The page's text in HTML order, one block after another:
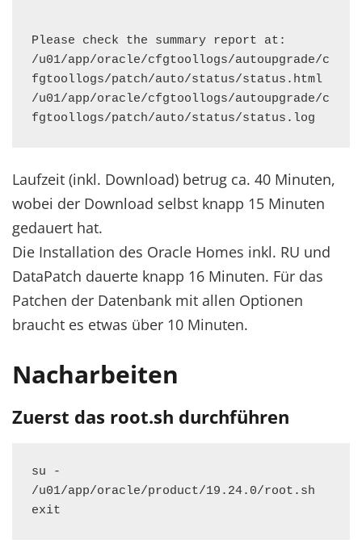
Please check the summary report at:
/u01/app/oracle/cfgtoollogs/autoupgrade/c
fgtoollogs/patch/auto/status/status.html
/u01/app/oracle/cfgtoollogs/autoupgrade/c
fgtoollogs/patch/auto/status/status.log
Laufzeit (inkl. Download) betrug ca. 40 Minuten,
wobei der Download selbst knapp 15 Minuten
gedauert hat.
Die Installation des Oracle Homes inkl. RU und
DataPatch dauerte knapp 16 Minuten. Für das
Patchen der Datenbank mit allen Optionen
braucht es etwas über 10 Minuten.
Nacharbeiten
Zuerst das root.sh durchführen
su -
/u01/app/oracle/product/19.24.0/root.sh
exit